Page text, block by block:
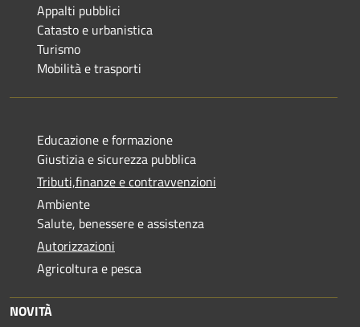
Appalti pubblici
Catasto e urbanistica
Turismo
Mobilità e trasporti
Educazione e formazione
Giustizia e sicurezza pubblica
Tributi,finanze e contravvenzioni
Ambiente
Salute, benessere e assistenza
Autorizzazioni
Agricoltura e pesca
NOVITÀ